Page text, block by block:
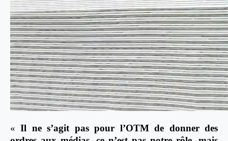
«Il ne s’agit pas pour l’OTM de donner des